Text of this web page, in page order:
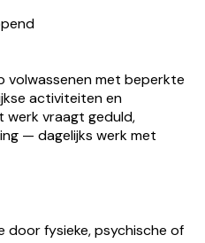
volwassenen met beperkte
activiteiten en
werk vraagt geduld,
— dagelijks werk met
door fysieke, psychische of